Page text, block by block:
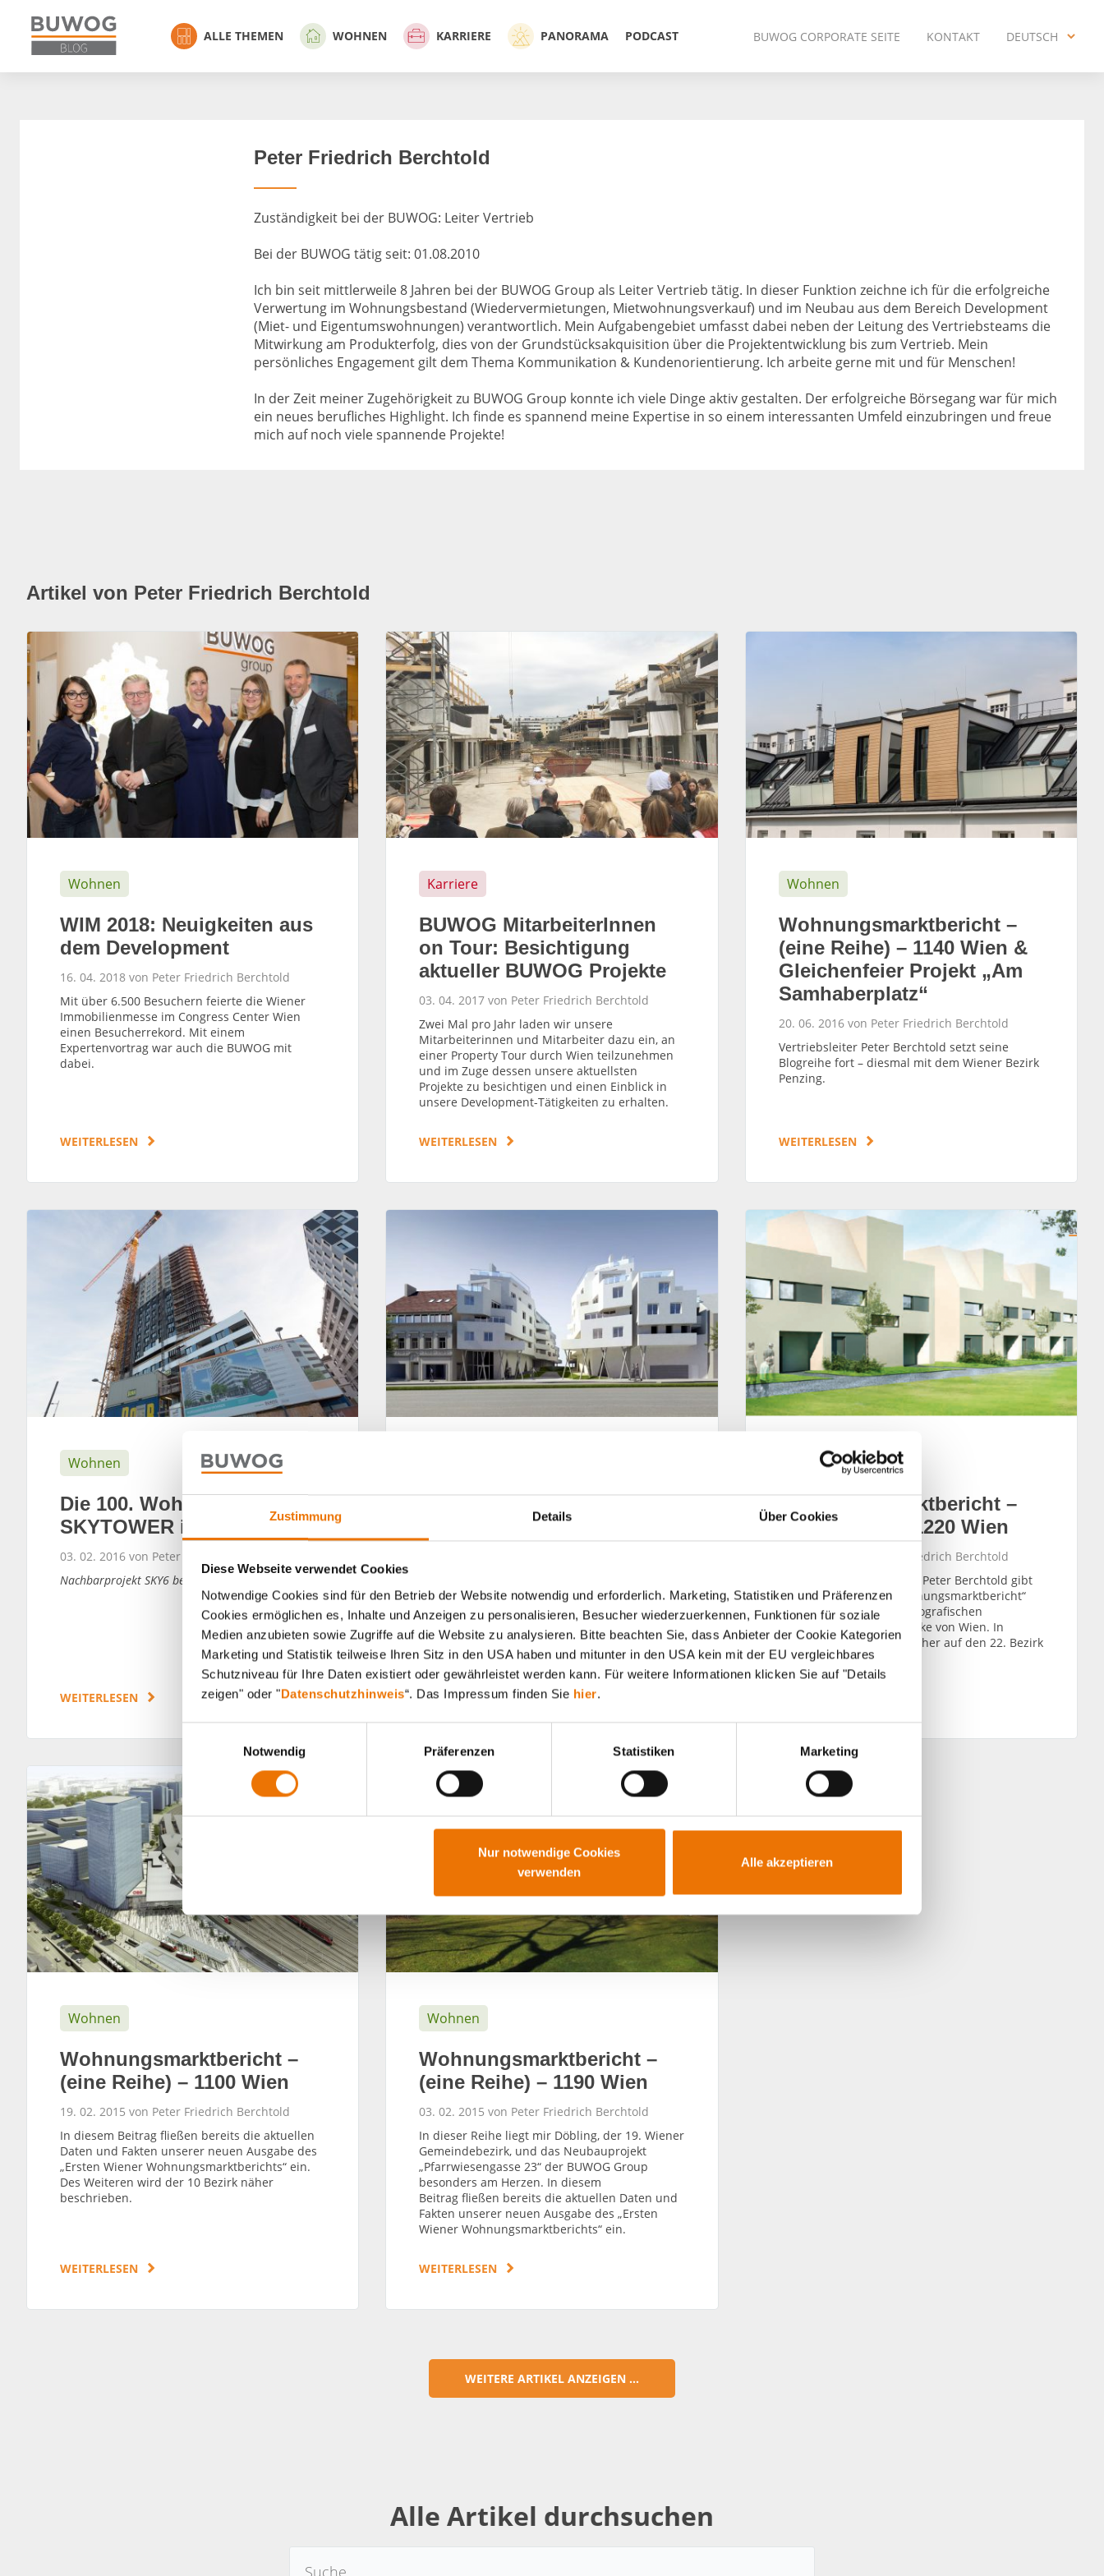
Zustimmung Details Über Cookies
Diese Webseite verwendet Cookies
Notwendige Cookies sind für den Betrieb der Website notwendig und erforderlich. Marketing, Statistiken und Präferenzen
Cookies ermöglichen es, Inhalte und Anzeigen zu personalisieren, Besucher wiederzuerkennen, Funktionen für soziale
Medien anzubieten sowie Zugriffe auf die Website zu analysieren. Bitte beachten Sie, dass Anbieter der Cookie Kategorien
Marketing und Statistik teilweise Ihren Sitz in den USA haben und mitunter in den USA kein mit der EU vergleichbares
Schutzniveau für Ihre Daten existiert oder gewährleistet werden kann. Für weitere Informationen klicken Sie auf "Details
zeigen" oder "Datenschutzhinweis“. Das Impressum finden Sie hier.
n
l
g
u
n
g
s
a
h
Notwendig Präferenzen Statistiken Marketing
Nur notwendige Cookies
verwenden
Alle akzeptieren
ALLE THEMEN WOHNEN KARRIERE PANORAMA PODCAST BUWOG CORPORATE SEITE KONTAKT DEUTSCH
Peter Friedrich Berchtold
Zuständigkeit bei der BUWOG: Leiter Vertrieb
Bei der BUWOG tätig seit: 01.08.2010
Ich bin seit mittlerweile 8 Jahren bei der BUWOG Group als Leiter Vertrieb tätig. In dieser Funktion zeichne ich für die erfolgreiche
Verwertung im Wohnungsbestand (Wiedervermietungen, Mietwohnungsverkauf) und im Neubau aus dem Bereich Development
(Miet- und Eigentumswohnungen) verantwortlich. Mein Aufgabengebiet umfasst dabei neben der Leitung des Vertriebsteams die
Mitwirkung am Produkterfolg, dies von der Grundstücksakquisition über die Projektentwicklung bis zum Vertrieb. Mein
persönliches Engagement gilt dem Thema Kommunikation & Kundenorientierung. Ich arbeite gerne mit und für Menschen!
In der Zeit meiner Zugehörigkeit zu BUWOG Group konnte ich viele Dinge aktiv gestalten. Der erfolgreiche Börsegang war für mich
ein neues berufliches Highlight. Ich finde es spannend meine Expertise in so einem interessanten Umfeld einzubringen und freue
mich auf noch viele spannende Projekte!
Artikel von Peter Friedrich Berchtold
Wohnen
WIM 2018: Neuigkeiten aus
dem Development
16. 04. 2018 von Peter Friedrich Berchtold
Mit über 6.500 Besuchern feierte die Wiener
Immobilienmesse im Congress Center Wien
einen Besucherrekord. Mit einem
Expertenvortrag war auch die BUWOG mit
dabei.
WEITERLESEN
Karriere
BUWOG MitarbeiterInnen
on Tour: Besichtigung
aktueller BUWOG Projekte
03. 04. 2017 von Peter Friedrich Berchtold
Zwei Mal pro Jahr laden wir unsere
Mitarbeiterinnen und Mitarbeiter dazu ein, an
einer Property Tour durch Wien teilzunehmen
und im Zuge dessen unsere aktuellsten
Projekte zu besichtigen und einen Einblick in
unsere Development-Tätigkeiten zu erhalten.
WEITERLESEN
Wohnen
Wohnungsmarktbericht –
(eine Reihe) – 1140 Wien &
Gleichenfeier Projekt „Am
Samhaberplatz“
20. 06. 2016 von Peter Friedrich Berchtold
Vertriebsleiter Peter Berchtold setzt seine
Blogreihe fort – diesmal mit dem Wiener Bezirk
Penzing.
WEITERLESEN
Wohnen
Die 100. Wohnung im
SKYTOWER ist verkauft
03. 02. 2016 von Peter Friedrich Berchtold
Nachbarprojekt SKY6 bereits vollverwertet
WEITERLESEN
diesmal ein spannendes BUWOG-Projekt in
Schwechat, nur wenige Meter von der Wiener
Stadtgrenze entfernt, vor.
WEITERLESEN
Wohnen
Wohnungsmarktbericht –
(eine Reihe) – 1220 Wien
27. 03. 2015 von Peter Friedrich Berchtold
Vertriebsleiter Wien, Herr Peter Berchtold gibt
in seiner Blogreihe „Wohnungsmarktbericht“
einen Einblick in die demografischen
Besonderheiten der Bezirke von Wien. In
diesem Beitrag geht er näher auf den 22. Bezirk
ein.
Wohnen
Wohnungsmarktbericht –
(eine Reihe) – 1100 Wien
19. 02. 2015 von Peter Friedrich Berchtold
In diesem Beitrag fließen bereits die aktuellen
Daten und Fakten unserer neuen Ausgabe des
„Ersten Wiener Wohnungsmarktberichts“ ein.
Des Weiteren wird der 10 Bezirk näher
beschrieben.
WEITERLESEN
Wohnen
Wohnungsmarktbericht –
(eine Reihe) – 1190 Wien
03. 02. 2015 von Peter Friedrich Berchtold
In dieser Reihe liegt mir Döbling, der 19. Wiener
Gemeindebezirk, und das Neubauprojekt
„Pfarrwiesengasse 23“ der BUWOG Group
besonders am Herzen. In diesem
Beitrag fließen bereits die aktuellen Daten und
Fakten unserer neuen Ausgabe des „Ersten
Wiener Wohnungsmarktberichts“ ein.
WEITERLESEN
WEITERE ARTIKEL ANZEIGEN ...
Alle Artikel durchsuchen